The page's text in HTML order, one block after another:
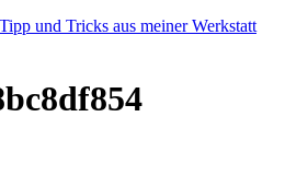
und Tricks aus meiner Werkstatt